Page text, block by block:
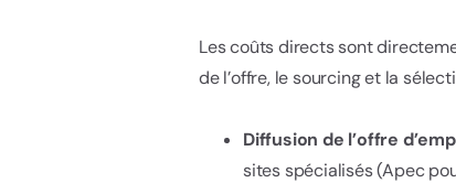
Les coûts directs sont
de l’offre, le sourcing et la
Diffusion de l’offre
sites spécialisés (Apec